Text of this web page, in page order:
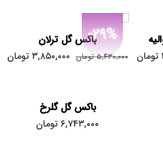
تومان
-29%باکس گل ترلان
۵,۴۳۰,۰۰۰ تومان ۳,۸۵۰,۰۰۰ تومان
باکس گل گلرخ
۶,۷۴۳,۰۰۰ تومان